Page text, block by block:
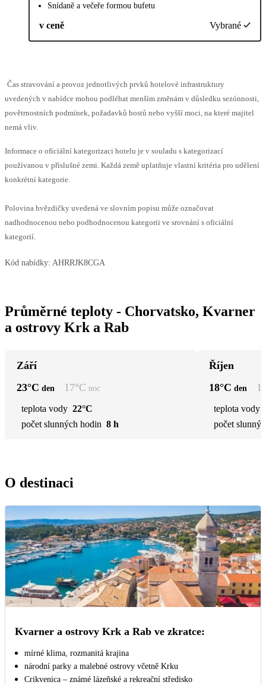
Snídaně a večeře formou bufetu
v ceně Vybrané
Čas stravování a provoz jednotlivých prvků hotelové infrastruktury
uvedených v nabídce mohou podléhat menším změnám v důsledku sezónnosti,
povětrnostních podmínek, požadavků hostů nebo vyšší moci, na které majitel
nemá vliv.
Informace o oficiální kategorizaci hotelu je v souladu s kategorizací
používanou v příslušné zemi. Každá země uplatňuje vlastní kritéria pro udělení
konkrétní kategorie.
Polovina hvězdičky uvedená ve slovním popisu může označovat
nadhodnocenou nebo podhodnocenou kategorii ve srovnání s oficiální
kategorií.
Kód nabídky: AHRRJK8CGA
Průměrné teploty - Chorvatsko, Kvarner
a ostrovy Krk a Rab
Září
23°C den 17°C noc
teplota vody 22°C
počet slunných hodin 8 h
Říjen
18°C den
teplota vody
počet
O destinaci
Kvarner a ostrovy Krk a Rab ve zkratce:
mírné klima, rozmanitá krajina
národní parky a malebné ostrovy včetně Krku
Crikvenica – známé lázeňské a rekreační středisko